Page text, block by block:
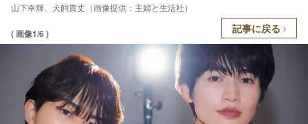
⼭下幸輝、⽝飼貴丈（画像提供：主婦と生活社）
( 画像1/6 ) 記事に戻る